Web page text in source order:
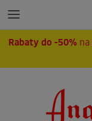
Rabaty do -50% na